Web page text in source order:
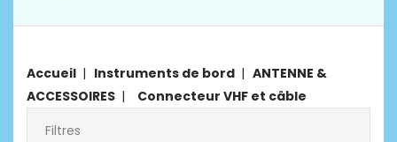
Accueil Instruments de bord
ANTENNE &
ACCESSOIRES
Connecteur VHF et câble
Filtres